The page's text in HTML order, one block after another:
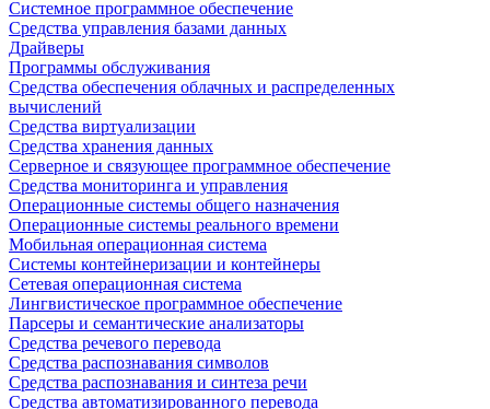
Системное программное обеспечение
Средства управления базами данных
Драйверы
Программы обслуживания
Средства обеспечения облачных и распределенных
вычислений
Средства виртуализации
Средства хранения данных
Серверное и связующее программное обеспечение
Средства мониторинга и управления
Операционные системы общего назначения
Операционные системы реального времени
Мобильная операционная система
Системы контейнеризации и контейнеры
Сетевая операционная система
Лингвистическое программное обеспечение
Парсеры и семантические анализаторы
Средства речевого перевода
Средства распознавания символов
Средства распознавания и синтеза речи
Средства автоматизированного перевода